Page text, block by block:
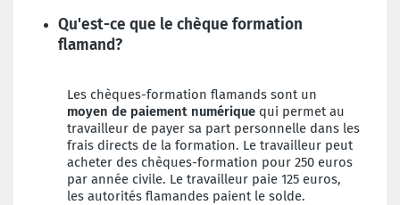
Qu'est-ce que le chèque formation
flamand?
Les chèques-formation flamands sont un
moyen de paiement numérique qui permet au
travailleur de payer sa part personnelle dans les
frais directs de la formation. Le travailleur peut
acheter des chèques-formation pour 250 euros
par année civile. Le travailleur paie 125 euros,
les autorités flamandes paient le solde.